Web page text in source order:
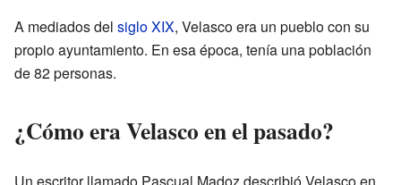
A mediados del siglo XIX, Velasco era un pueblo con su
propio ayuntamiento. En esa época, tenía una población
de 82 personas.
¿Cómo era Velasco en el pasado?
Un escritor llamado Pascual Madoz describió Velasco en